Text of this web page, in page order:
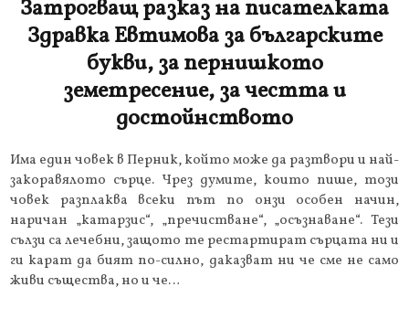
Затрогващ разказ на писателката
Здравка Евтимова за българските
букви, за пернишкото
земетресение, за честта и
достойнството
Има един човек в Перник, който може да разтвори и най-
закоравялото сърце. Чрез думите, които пише, този
човек разплаква всеки път по онзи особен начин,
наричан „катарзис“, „пречистване“, „осъзнаване“. Тези
сълзи са лечебни, защото те рестартират сърцата ни и
ги карат да бият по-силно, даказват ни че сме не само
живи същества, но и че…